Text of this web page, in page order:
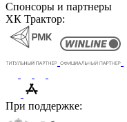
Спонсоры и партнеры
ХК Трактор:
При поддержке: